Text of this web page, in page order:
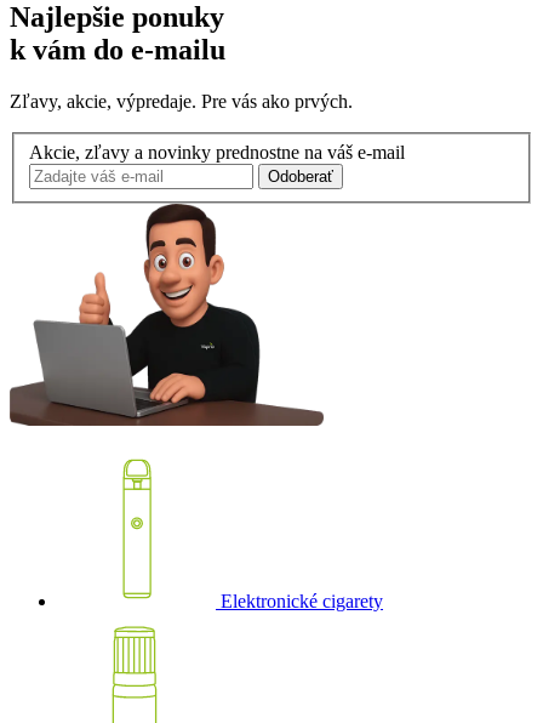
Najlepšie ponuky
k vám do e-mailu
Zľavy, akcie, výpredaje. Pre vás ako prvých.
Akcie, zľavy a novinky prednostne na váš e-mail
Odoberať
Elektronické cigarety